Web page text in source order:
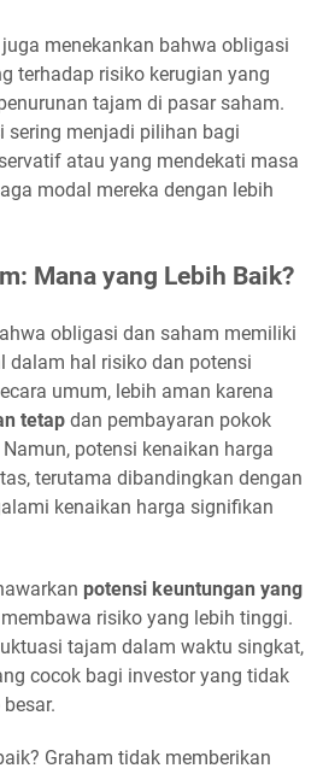
menekankan bahwa obligasi
terhadap risiko kerugian yang
tajam di pasar saham.
sering menjadi pilihan bagi
atau yang mendekati masa
modal mereka dengan lebih
Mana yang Lebih Baik?
obligasi dan saham memiliki
dalam hal risiko dan potensi
umum, lebih aman karena
tetap dan pembayaran pokok
potensi kenaikan harga
terutama dibandingkan dengan
kenaikan harga signifikan
potensi keuntungan yang
risiko yang lebih tinggi.
tajam dalam waktu singkat,
cocok bagi investor yang tidak
Graham tidak memberikan